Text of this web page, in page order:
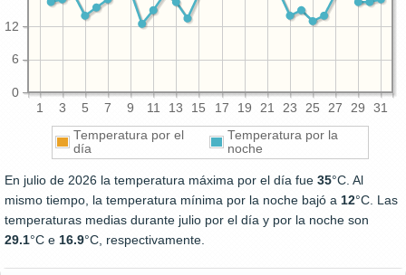
1 3 5 7 9 11 13 15 17 19 21 23 25 27 29 31
0
6
12
Temperatura por el
día
Temperatura por la
noche
En julio de 2026 la temperatura máxima por el día fue 35°C. Al
mismo tiempo, la temperatura mínima por la noche bajó a 12°C. Las
temperaturas medias durante julio por el día y por la noche son
29.1°C e 16.9°C, respectivamente.